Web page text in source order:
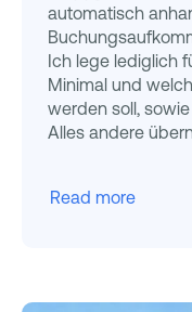
automatisch
Ich lege lediglich
Minimal und
werden soll,
Alles andere
Read more